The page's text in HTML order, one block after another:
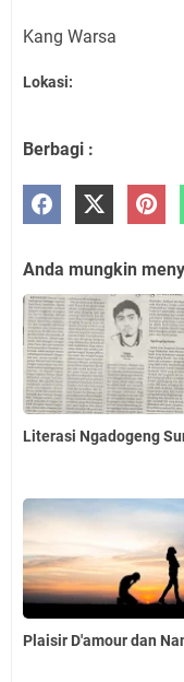
Kang Warsa
Lokasi:
Berbagi :
Anda mungkin
Literasi Ngadogeng
Plaisir D'amour dan